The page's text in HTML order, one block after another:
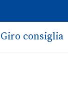
Giro consiglia